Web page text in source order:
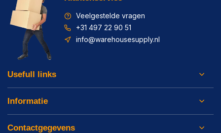
Veelgestelde vragen
+31 497 22 90 51
info@warehousesupply.nl
Usefull links
Informatie
Contactgegevens